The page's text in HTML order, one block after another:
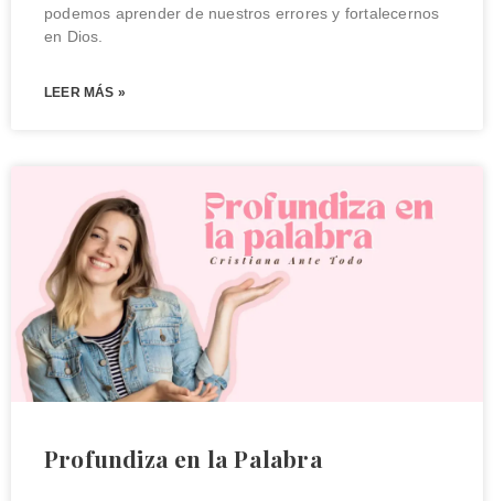
podemos aprender de nuestros errores y fortalecernos
en Dios.
LEER MÁS »
Profundiza en la Palabra